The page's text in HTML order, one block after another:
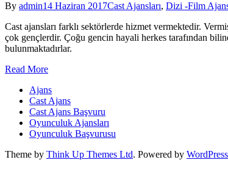
By admin14 Haziran 2017Cast Ajansları, Dizi -Film
Cast ajansları farklı sektörlerde hizmet vermektedir.
çok gençlerdir. Çoğu gencin hayali herkes tarafından
bulunmaktadırlar.
Read More
Ajans
Cast Ajans
Cast Ajans Başvuru
Oyunculuk Ajansları
Oyunculuk Başvurusu
Theme by Think Up Themes Ltd. Powered by WordPress